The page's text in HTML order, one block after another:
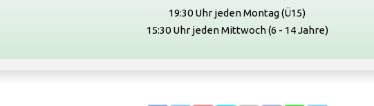
19:30 Uhr jeden Montag (Ü15)
15:30 Uhr jeden Mittwoch (6 - 14 Jahre)